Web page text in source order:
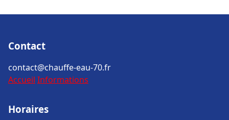
Contact
contact@chauffe-eau-70.fr
Accueil Informations
Horaires